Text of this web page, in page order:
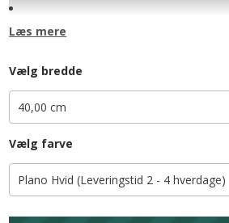
Låge nederst H: 700 mm / 70 cm
5 stk. mat krom kurve
Skabshøjde: 1952 mm / 195,2 cm
Dybde: 580 mm / 58 cm (m. låge 60 cm)
Skabet lagerføres
Læs mere
Vælg bredde
Vælg farve